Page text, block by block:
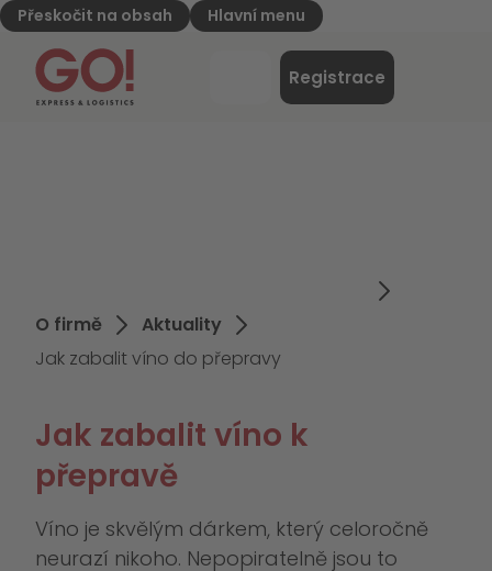
Přeskočit na obsah Hlavní menu
GO! Express & Logistics - na úvodní stránku
Registrace
Přihlášení
O firmě
Aktuality
Jak zabalit víno do přepravy
Jak zabalit víno k
přepravě
Víno je skvělým dárkem, který celoročně
neurazí nikoho. Nepopiratelně jsou to